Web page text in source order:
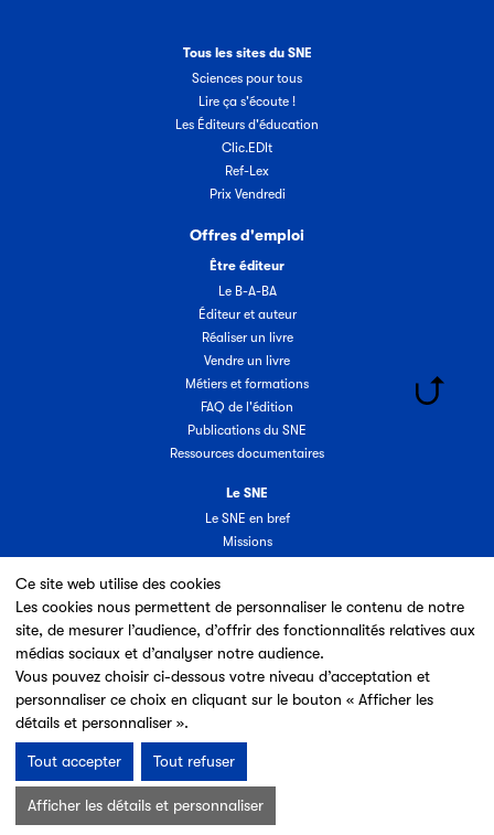
Ce site web utilise des cookies
Les cookies nous permettent de personnaliser le contenu de notre
site, de mesurer l’audience, d’offrir des fonctionnalités relatives aux
médias sociaux et d’analyser notre audience.
Vous pouvez choisir ci-dessous votre niveau d’acceptation et
personnaliser ce choix en cliquant sur le bouton « Afficher les
détails et personnaliser ».
Tout accepter Tout refuser
Afficher les détails et personnaliser
Tous les sites du SNE
Sciences pour tous
Lire ça s'écoute !
Les Éditeurs d'éducation
Clic.EDIt
Ref-Lex
Prix Vendredi
Offres d'emploi
Être éditeur
Le B-A-BA
Éditeur et auteur
Réaliser un livre
Vendre un livre
Métiers et formations
FAQ de l'édition
Publications du SNE
Ressources documentaires
Le SNE
Le SNE en bref
Missions
Groupes & commissions
Partenaires
Annuaire des adhérents
Nouveaux adhérents
Espace adhérent
Adhérer au SNE
Mentions légales & Conditions d’utilisation
Charte cookies
© 2026 SNE